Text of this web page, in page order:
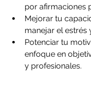
por afirmaciones
Mejorar tu
manejar el estrés
Potenciar tu
enfoque en
y profesionales.